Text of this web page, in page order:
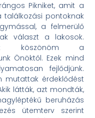
Pikniket, amit a
találkozási pontoknak
a felmerülő
választ a lakosok.
köszönöm a
Önöktől. Ezek mind
fejlődjünk.
mutattak érdeklődést
látták, azt mondták,
beruházás
ütemterv szerint